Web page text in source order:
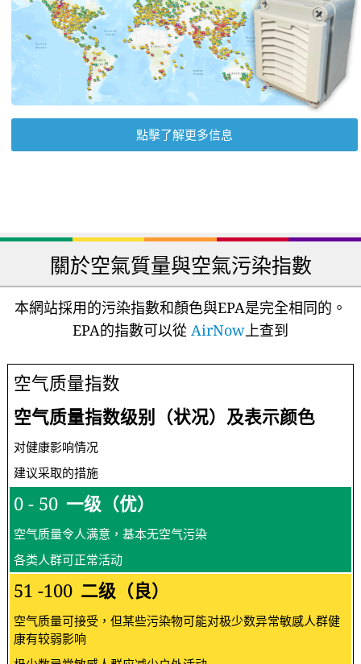
點擊了解更多信息
關於空氣質量與空氣污染指數
本網站採用的污染指數和顏色與EPA是完全相同的。
EPA的指數可以從 AirNow上查到
空气质量指数
空气质量指数级别（状况）及表示颜色
对健康影响情况
建议采取的措施
0 - 50 一级（优）
空气质量令人满意，基本无空气污染
各类人群可正常活动
51 -100 二级（良）
空气质量可接受，但某些污染物可能对极少数异常敏感人群健
康有较弱影响